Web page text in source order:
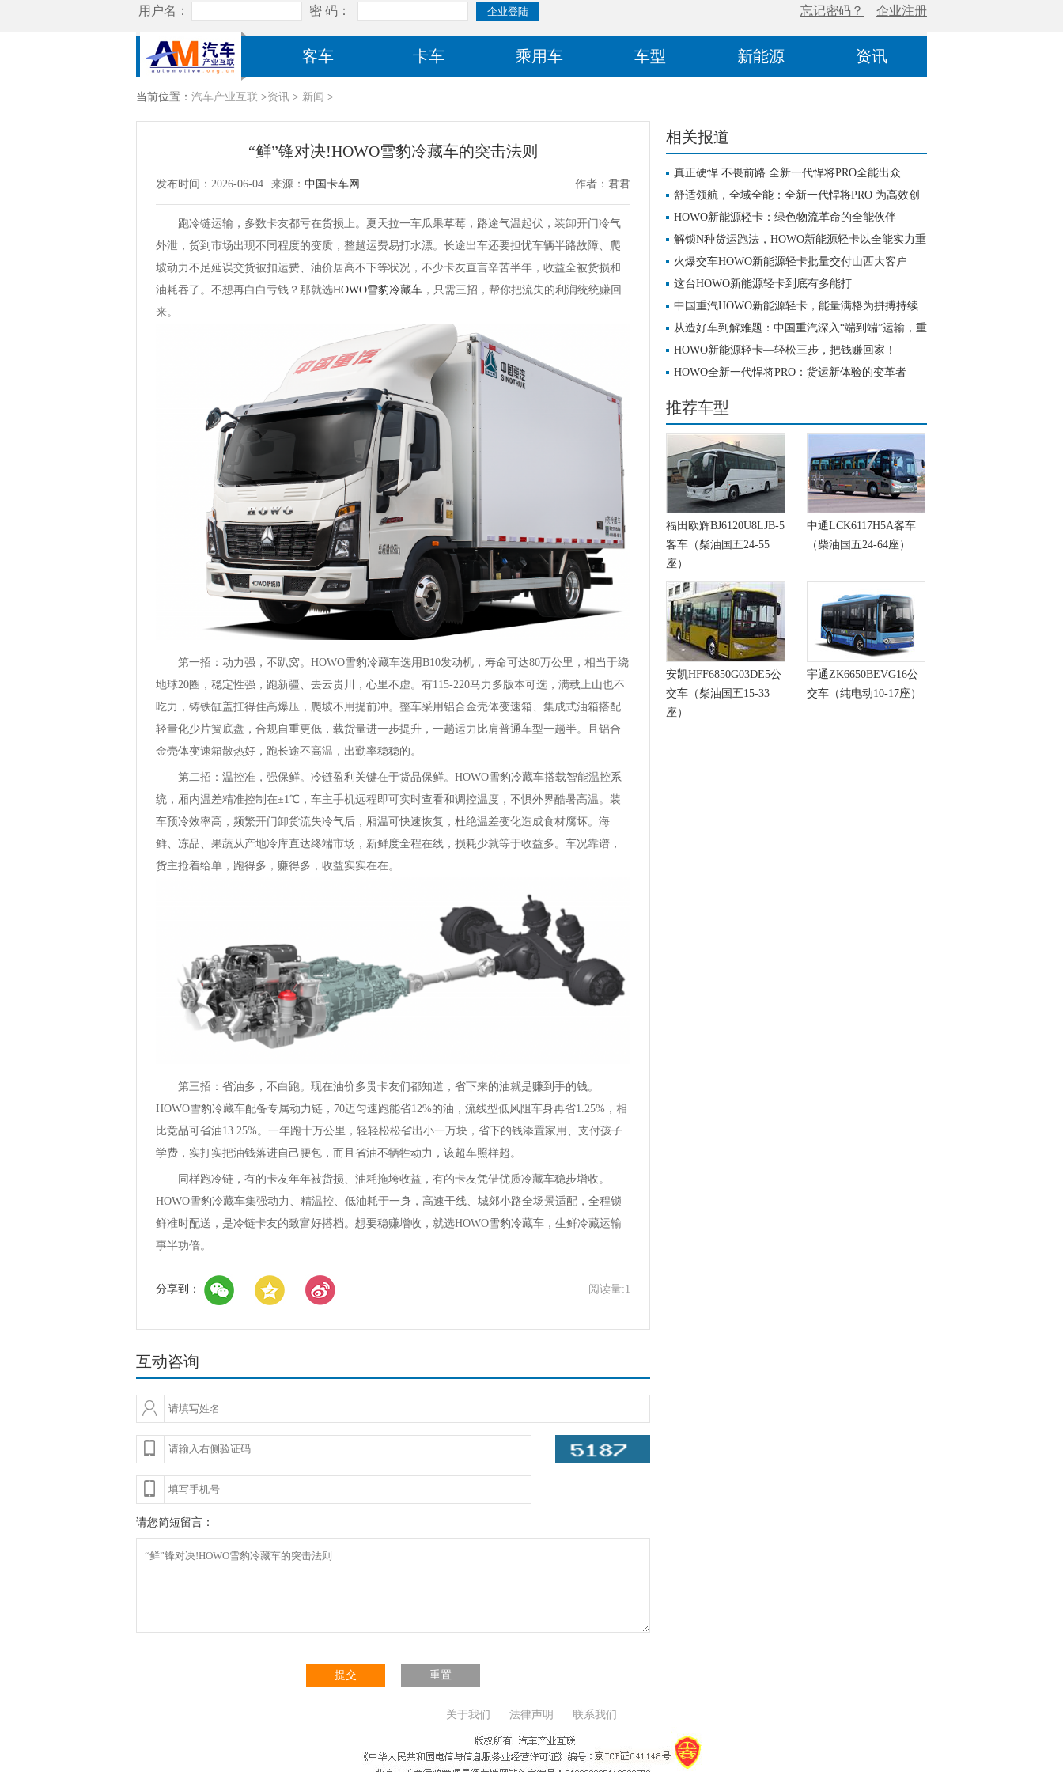
客车 卡车 乘用车 车型 新能源 资讯
当前位置： 汽车产业互联 >资讯 > 新闻 >
“鲜”锋对决!HOWO雪豹冷藏车的突击法则
发布时间：2026-06-04 来源： 中国卡车网 作者：君君
跑冷链运输，多数卡友都亏在货损上。夏天拉一车瓜果草莓，路途气温起伏，装卸开门冷气
外泄，货到市场出现不同程度的变质，整趟运费易打水漂。长途出车还要担忧车辆半路故障、爬
坡动力不足延误交货被扣运费、油价居高不下等状况，不少卡友直言辛苦半年，收益全被货损和
油耗吞了。不想再白白亏钱？那就选HOWO雪豹冷藏车 ，只需三招，帮你把流失的利润统统赚回
来。
第一招：动力强，不趴窝。HOWO雪豹冷藏车选用B10发动机，寿命可达80万公里，相当于绕
地球20圈，稳定性强，跑新疆、去云贵川，心里不虚。有115-220马力多版本可选，满载上山也不
吃力，铸铁缸盖扛得住高爆压，爬坡不用提前冲。整车采用铝合金壳体变速箱、集成式油箱搭配
轻量化少片簧底盘，合规自重更低，载货量进一步提升，一趟运力比肩普通车型一趟半。且铝合
金壳体变速箱散热好，跑长途不高温，出勤率稳稳的。
第二招：温控准，强保鲜。冷链盈利关键在于货品保鲜。HOWO雪豹冷藏车搭载智能温控系
统，厢内温差精准控制在±1℃，车主手机远程即可实时查看和调控温度，不惧外界酷暑高温。装
车预冷效率高，频繁开门卸货流失冷气后，厢温可快速恢复，杜绝温差变化造成食材腐坏。海
鲜、冻品、果蔬从产地冷库直达终端市场，新鲜度全程在线，损耗少就等于收益多。车况靠谱，
货主抢着给单，跑得多，赚得多，收益实实在在。
第三招：省油多，不白跑。现在油价多贵卡友们都知道，省下来的油就是赚到手的钱。
HOWO雪豹冷藏车配备专属动力链，70迈匀速跑能省12%的油，流线型低风阻车身再省1.25%，相
比竞品可省油13.25%。一年跑十万公里，轻轻松松省出小一万块，省下的钱添置家用、支付孩子
学费，实打实把油钱落进自己腰包，而且省油不牺牲动力，该超车照样超。
同样跑冷链，有的卡友年年被货损、油耗拖垮收益，有的卡友凭借优质冷藏车稳步增收。
HOWO雪豹冷藏车集强动力、精温控、低油耗于一身，高速干线、城郊小路全场景适配，全程锁
鲜准时配送，是冷链卡友的致富好搭档。想要稳赚增收，就选HOWO雪豹冷藏车，生鲜冷藏运输
事半功倍。
分享到： 阅读量:1
互动咨询
请您简短留言：
提交 重置
相关报道
真正硬悍 不畏前路 全新一代悍将PRO全能出众
舒适领航，全域全能：全新一代悍将PRO 为高效创
富开启不凡人生
HOWO新能源轻卡：绿色物流革命的全能伙伴
解锁N种货运跑法，HOWO新能源轻卡以全能实力重
塑城配创富逻辑
火爆交车HOWO新能源轻卡批量交付山西大客户
这台HOWO新能源轻卡到底有多能打
中国重汽HOWO新能源轻卡，能量满格为拼搏持续
赋能！
从造好车到解难题：中国重汽深入“端到端”运输，重
塑效率与价值连接
HOWO新能源轻卡—轻松三步，把钱赚回家！
HOWO全新一代悍将PRO：货运新体验的变革者
推荐车型
福田欧辉BJ6120U8LJB-5
客车（柴油国五24-55
座）
中通LCK6117H5A客车
（柴油国五24-64座）
安凯HFF6850G03DE5公
交车（柴油国五15-33
座）
宇通ZK6650BEVG16公
交车（纯电动10-17座）
关于我们 法律声明 联系我们